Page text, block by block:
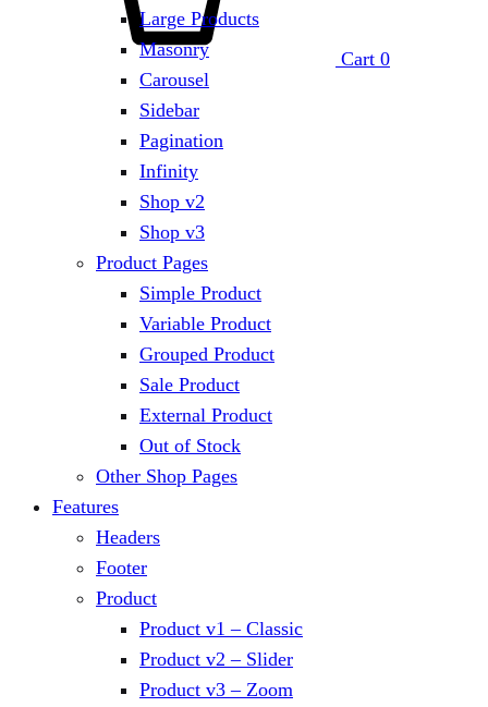
Cart 0
Large Products
Masonry
Carousel
Sidebar
Pagination
Infinity
Shop v2
Shop v3
Product Pages
Simple Product
Variable Product
Grouped Product
Sale Product
External Product
Out of Stock
Other Shop Pages
Features
Headers
Footer
Product
Product v1 – Classic
Product v2 – Slider
Product v3 – Zoom